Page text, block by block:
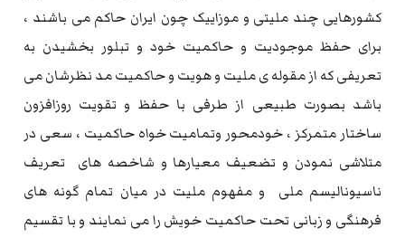
کشورهایی چند ملیتی و موزاییک چون ایران حاکم می باشند ،
برای حفظ موجودیت و حاکمیت خود و تبلور بخشیدن به
تعریفی که از مقوله ی ملیت و هویت و حاکمیت مد نظرشان می
باشد بصورت طبیعی از طرفی با حفظ و تقویت روزافزون
ساختار متمرکز ، خودمحور وتمامیت خواه حاکمیت ، سعی در
متلاشی نمودن و تضعیف معیارها و شاخصه های تعریف
ناسیونالیسم ملی و مفهوم ملیت در میان تمام گونه های
فرهنگی و زبانی تحت حاکمیت خویش را می نمایند و با تقسیم